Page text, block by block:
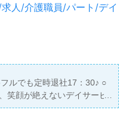
人/介護職員/パート/デイ
ルでも定時退社17：30♪ ○
笑顔が絶えないデイサービ
づくりに貢献します♪